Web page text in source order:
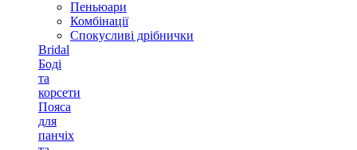
Пеньюари
Комбінації
Спокусливі дрібнички
Bridal
Боді
та
корсети
Пояса
для
панчіх